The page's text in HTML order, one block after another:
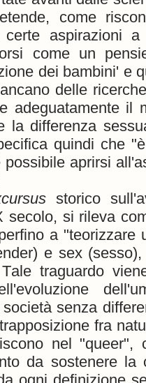
come
certe aspirazioni
come un
dei bambini' e
delle
adeguatamente
la differenza
quindi che
possibile aprirsi
storico
secolo, si rileva
a "teorizzare
e sex
traguardo
senza
fra
nel "queer",
da sostenere la